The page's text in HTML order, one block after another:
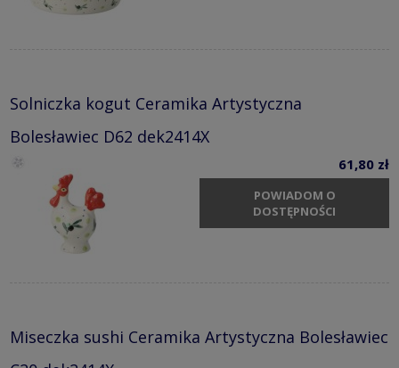
Solniczka kogut Ceramika Artystyczna
Bolesławiec D62 dek2414X
61,80 zł
POWIADOM O
DOSTĘPNOŚCI
Miseczka sushi Ceramika Artystyczna Bolesławiec